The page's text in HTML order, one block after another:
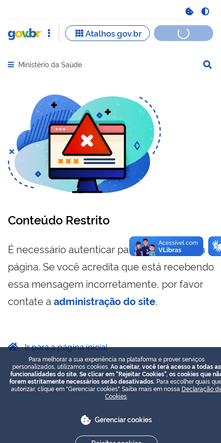
Abrir menu principal de navegação
Ministério da Saúde
Conteúdo Restrito
É necessário autenticar para visualizar essa
página. Se você acredita que está recebendo
essa mensagem incorretamente, por favor
contate a administração do site.
Ir para a página inicial
Para melhorar a sua experiência na plataforma e prover serviços
personalizados, utilizamos cookies. Ao aceitar, você terá acesso a todas as
funcionalidades do site. Se clicar em "Rejeitar Cookies", os cookies que
forem estritamente necessários serão desativados. Para escolher quais
autorizar, clique em "Gerenciar cookies". Saiba mais em nossa Declaração
Cookies
Gerenciar cookies